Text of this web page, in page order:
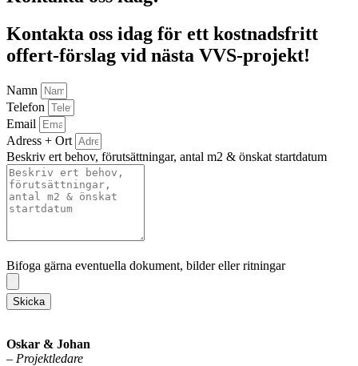
Kontakta oss idag för ett kostnadsfritt
offert-förslag vid nästa VVS-projekt!
Namn
Telefon
Email
Adress + Ort
Beskriv ert behov, förutsättningar, antal m2 & önskat startdatum
Bifoga gärna eventuella dokument, bilder eller ritningar
Skicka
Oskar & Johan
– Projektledare